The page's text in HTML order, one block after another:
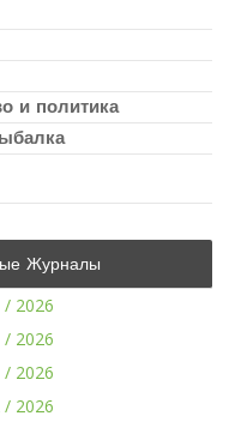
и политика
Журналы
2026
2026
2026
2026